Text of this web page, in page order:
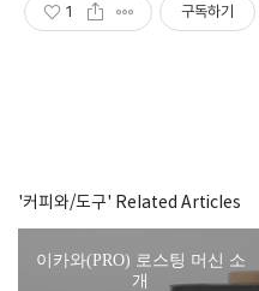
1 구독하기
'커피와/도구' Related Articles
이카와(PRO) 로스팅 머신 소
개